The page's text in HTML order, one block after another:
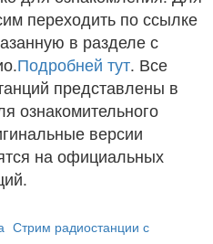
переходить по ссылке
в разделе с
Подробней тут. Все
представлены в
ознакомительного
версии
на официальных
Стрим радиостанции с